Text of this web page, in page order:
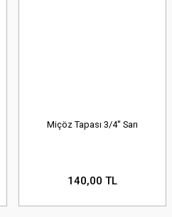
Miçöz Tapası 3/4'' Sarı
140,00 TL